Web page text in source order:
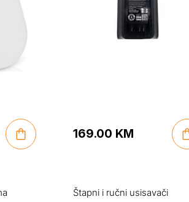
169.00 KM
Štapni i ručni usisavači